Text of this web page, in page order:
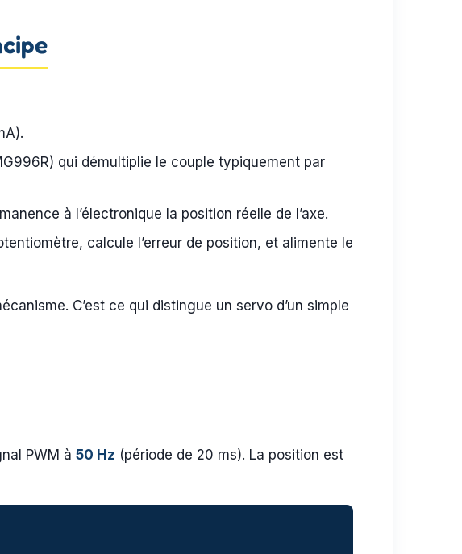
qui démultiplie le couple typiquement par
à l’électronique la position réelle de l’axe.
calcule l’erreur de position, et alimente le
C’est ce qui distingue un servo d’un simple
PWM à 50 Hz (période de 20 ms). La position est